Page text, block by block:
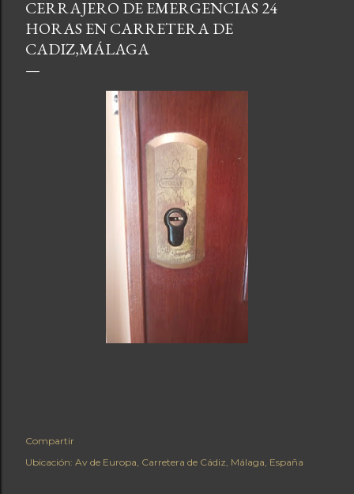
CERRAJERO DE EMERGENCIAS 24
HORAS EN CARRETERA DE
CADIZ,MÁLAGA
Compartir
Ubicación: Av de Europa, Carretera de Cádiz, Málaga, España